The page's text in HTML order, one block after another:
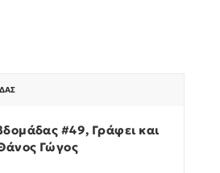
#49, Γράφει και
Γώγος